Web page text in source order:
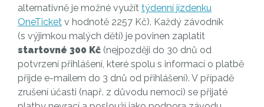
alternativně je možné využít týdenní jízdenku
OneTicket v hodnotě 2257 Kč). Každý závodník
(s výjimkou malých dětí) je povinen zaplatit
startovné 300 Kč (nejpozději do 30 dnů od
potvrzení přihlášení, které spolu s informací o platbě
přijde e-mailem do 3 dnů od přihlášení). V případě
zrušení účasti (např. z důvodu nemoci) se přijaté